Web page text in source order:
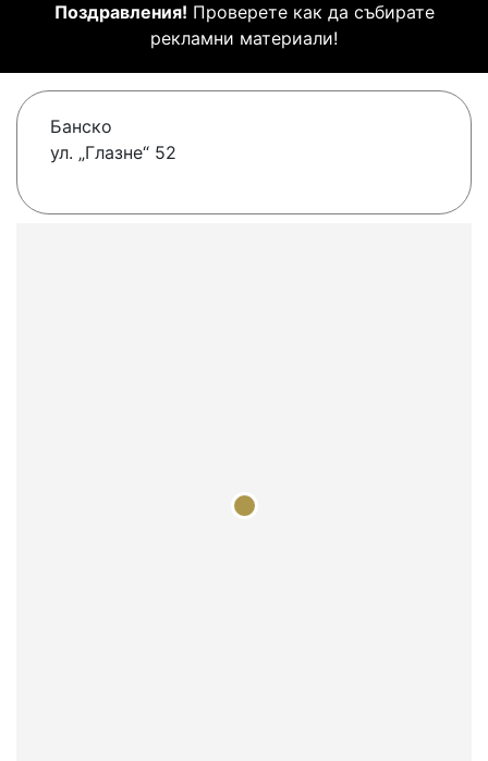
Поздравления! Проверете как да събирате
рекламни материали!
Банско
ул. „Глазне“ 52